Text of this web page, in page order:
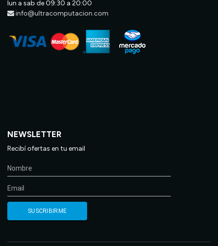
lun a sab de 09:30 a 20:00
info@ultracomputacion.com
NEWSLETTER
Recibí ofertas en tu email